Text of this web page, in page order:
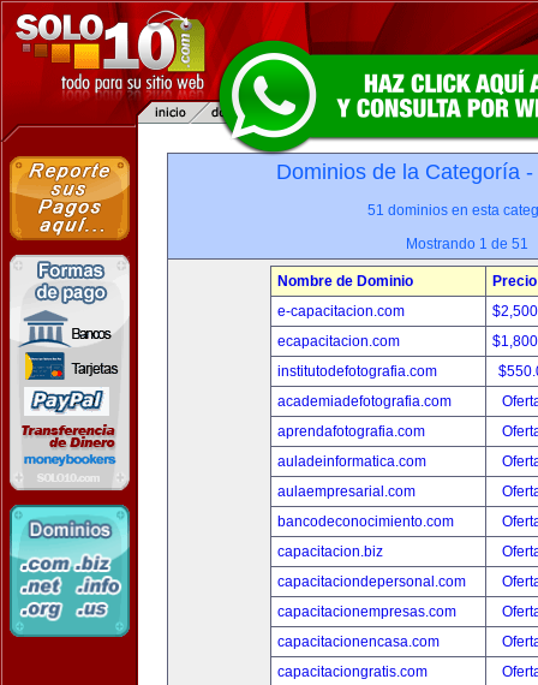
Dominios de la Categoría -
51 dominios en esta
Mostrando 1 de 51
Nombre de Dominio
Precio
e-capacitacion.com
ecapacitacion.com
institutodefotografia.com
academiadefotografia.com
aprendafotografia.com
auladeinformatica.com
aulaempresarial.com
bancodeconocimiento.com
capacitacion.biz
capacitaciondepersonal.com
capacitacionempresas.com
capacitacionencasa.com
capacitaciongratis.com